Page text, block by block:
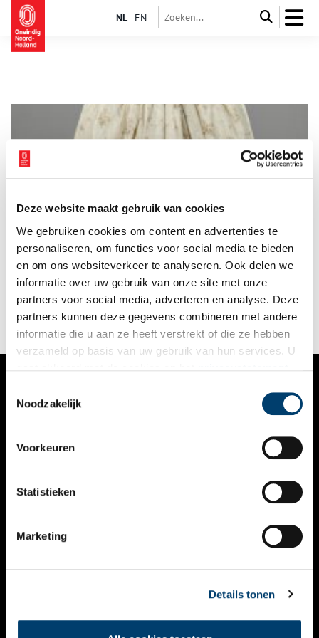
Deze website maakt gebruik van cookies
We gebruiken cookies om content en advertenties te
personaliseren, om functies voor social media te bieden
en om ons websiteverkeer te analyseren. Ook delen we
informatie over uw gebruik van onze site met onze
partners voor social media, adverteren en analyse. Deze
partners kunnen deze gegevens combineren met andere
informatie die u aan ze heeft verstrekt of die ze hebben
verzameld op basis van uw gebruik van hun services. U
Noodzakelijk
Voorkeuren
Statistieken
Marketing
Details tonen
NL EN
Watteau? Wie? Grote kans dat u nog nooit van de man heeft
gehoord, maar als het aan het Teylers Museum in Haarlem ligt,
komt daar nu een einde aan.
VERHALEN
KALENDER
THEMA’S
VIDEO’S
CONTACT